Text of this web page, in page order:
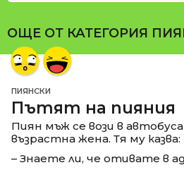
ОЩЕ ОТ КАТЕГОРИЯ
ПИЯНСКИ
Пътят на пияния
Пиян мъж се вози в
възрастна жена. Тя му казва:
– Знаете ли, че отивате в